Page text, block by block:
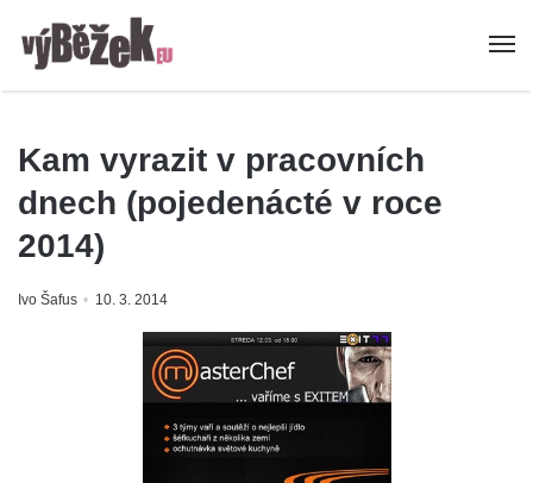
Kam vyrazit v pracovních
dnech (pojedenácté v roce
2014)
Ivo Šafus 10. 3. 2014